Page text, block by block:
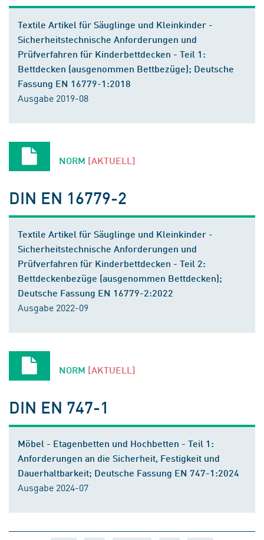
Textile Artikel für Säuglinge und Kleinkinder -
Sicherheitstechnische Anforderungen und
Prüfverfahren für Kinderbettdecken - Teil 1:
Bettdecken (ausgenommen Bettbezüge); Deutsche
Fassung EN 16779-1:2018
Ausgabe 2019-08
NORM [AKTUELL]
DIN EN 16779-2
Textile Artikel für Säuglinge und Kleinkinder -
Sicherheitstechnische Anforderungen und
Prüfverfahren für Kinderbettdecken - Teil 2:
Bettdeckenbezüge (ausgenommen Bettdecken);
Deutsche Fassung EN 16779-2:2022
Ausgabe 2022-09
NORM [AKTUELL]
DIN EN 747-1
Möbel - Etagenbetten und Hochbetten - Teil 1:
Anforderungen an die Sicherheit, Festigkeit und
Dauerhaltbarkeit; Deutsche Fassung EN 747-1:2024
Ausgabe 2024-07